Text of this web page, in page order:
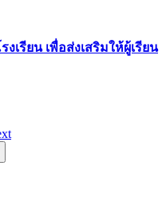
เรียน เพื่อส่งเสริมให้ผู้เรียน